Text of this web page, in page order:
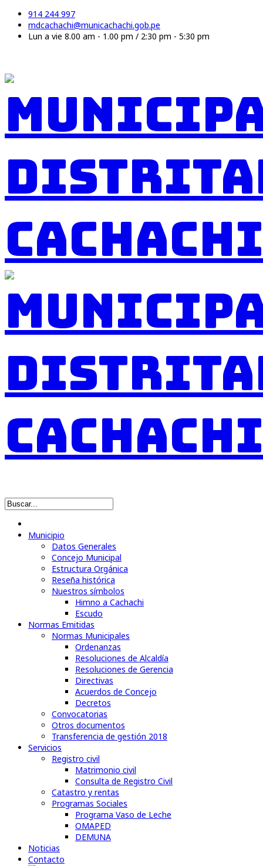
914 244 997
mdcachachi@municachachi.gob.pe
Lun a vie 8.00 am - 1.00 pm / 2:30 pm - 5:30 pm
Municipio
Datos Generales
Concejo Municipal
Estructura Orgánica
Reseña histórica
Nuestros símbolos
Himno a Cachachi
Escudo
Normas Emitidas
Normas Municipales
Ordenanzas
Resoluciones de Alcaldía
Resoluciones de Gerencia
Directivas
Acuerdos de Concejo
Decretos
Convocatorias
Otros documentos
Transferencia de gestión 2018
Servicios
Registro civil
Matrimonio civil
Consulta de Registro Civil
Catastro y rentas
Programas Sociales
Programa Vaso de Leche
OMAPED
DEMUNA
Noticias
Contacto